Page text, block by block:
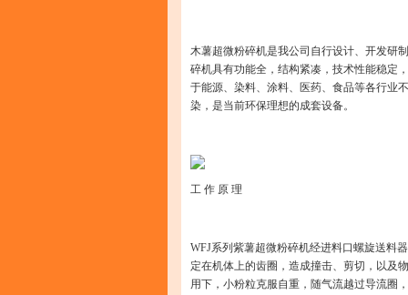
木薯超微粉碎机是我公司自行设计、开发研
碎机具有功能全，结构紧凑，技术性能稳定
于能源、染料、涂料、医药、食品等各行业
染，是当前环保理想的成套设备。
工 作 原 理
WFJ系列紫薯超微粉碎机经进料口螺旋送料
定在机体上的齿圈，造成撞击、剪切，以及
用下，小粉粒克服自重，随气流越过导流圈